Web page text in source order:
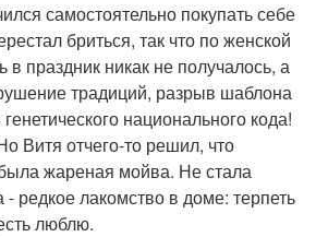
самостоятельно покупать себе
бриться, так что по женской
в праздник никак не получалось, а
традиций, разрыв шаблона
национального кода!
Витя отчего-то решил, что
жареная мойва. Не стала
редкое лакомство в доме: терпеть
люблю.